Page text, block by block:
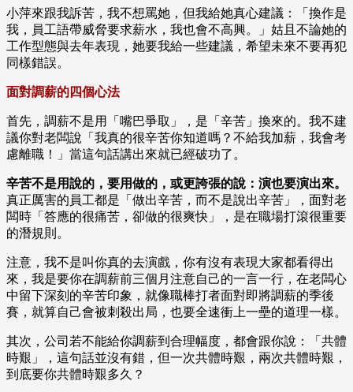
小萍來跟我訴苦，我不想罵她，但我給她真心建議：「換作是
我，員工語帶威脅要求薪水，我也會不高興。」姑且不論她的
工作型態與去年表現，她要我給一些建議，希望未來不要再犯
同樣錯誤。
面對調薪的四個心法
首先，調薪不是用「嘴巴爭取」，是「辛苦」換來的。我不建
議你對老闆說「我真的很辛苦你知道嗎？不給我加薪，我會考
慮離職！」當這句話講出來就已經破功了。
辛苦不是用說的，要用做的，或更誇張的說：演也要演出來。
真正厲害的員工都是「做出辛苦，而不是說出辛苦」，面對老
闆時「答應的很痛苦，卻做的很爽快」，是在職場打滾很重要
的潛規則。
注意，我不是叫你真的去演戲，你有沒有表現大家都看得出
來，我是要你在調薪前三個月注意自己的一言一行，在老闆心
中留下深刻的辛苦印象，就像職棒打者面對即將調薪的季後
賽，就算自己會被刺殺出局，也要全速衝上一壘的道理一樣。
其次，公司若不能給你調薪到合理幅度，都會跟你說：「共體
時艱」，這句話並沒有錯，但一次共體時艱，兩次共體時艱，
到底要你共體時艱多久？